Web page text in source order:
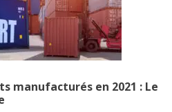
manufacturés en 2021 : Le